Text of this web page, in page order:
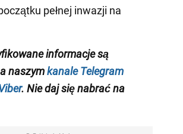
pełnej inwazji na
informacje są
naszymkanale Telegram
. Nie daj się nabrać na